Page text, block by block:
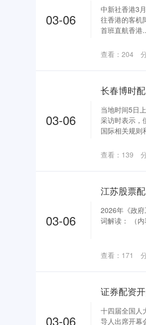
03-06
中新社香港3
往香港的客机
首班直航香港
查看： 204
03-06
长春博时
当地时间5日
采访时表示，
国际相关规则
查看： 139
03-06
2026年《政
词解读： （
查看： 171
03-06
证券配资
十四届全国人
导人出席开幕